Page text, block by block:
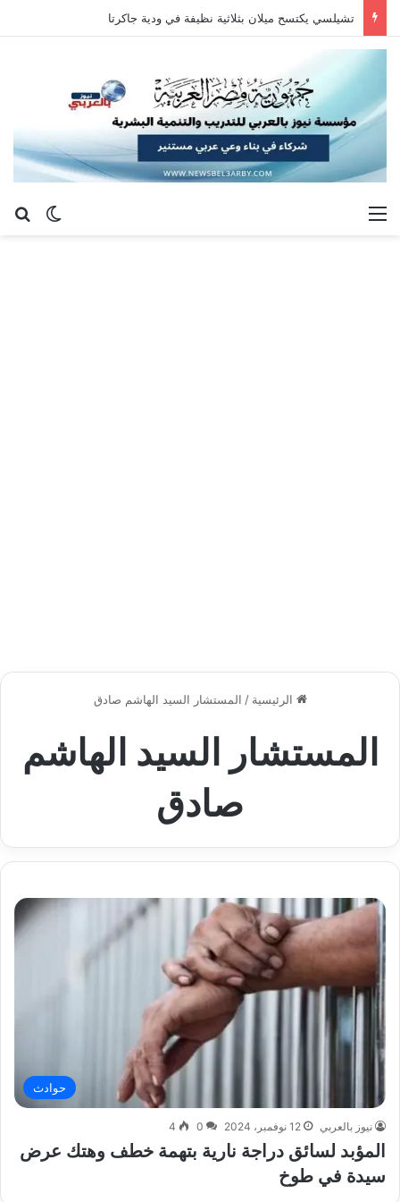
تشيلسي يكتسح ميلان بثلاثية نظيفة في ودية جاكرتا
الوضع القائمة
الرئيسية / المستشار السيد الهاشم صادق
المستشار السيد الهاشم
صادق
حوادث
نيوز بالعربي 12 نوفمبر، 2024 0
4
المؤبد لسائق دراجة نارية بتهمة خطف وهتك عرض
سيدة في طوخ